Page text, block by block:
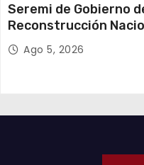
Seremi de Gobierno
Reconstrucción
y el empleo en
Ago 5, 2026